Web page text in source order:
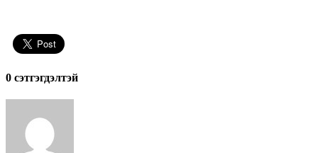
0 cэтгэгдэлтэй